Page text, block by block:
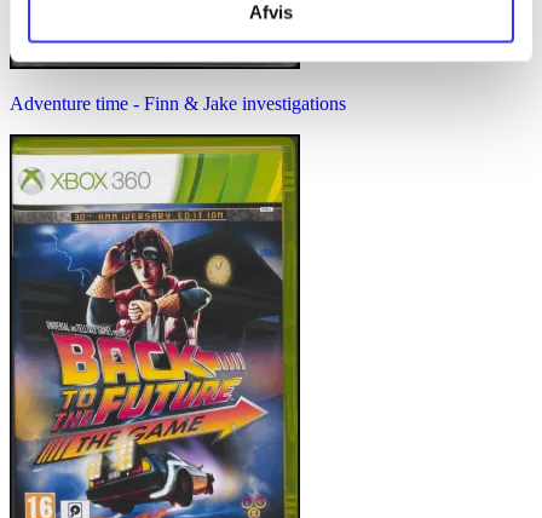
Afvis
Adventure time - Finn & Jake investigations